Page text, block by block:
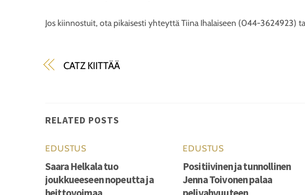
Jos kiinnostuit, ota pikaisesti yhteyttä Tiina Ihalaiseen (044-3624923)
CATZ KIITTÄÄ
RELATED POSTS
EDUSTUS
Saara Helkala tuo
joukkueeseen nopeutta ja
EDUSTUS
Positiivinen ja tunnollinen
Jenna Toivonen palaa